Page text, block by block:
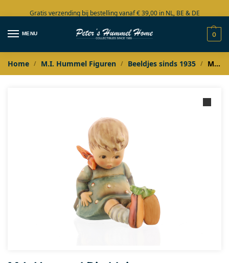
Gratis verzending bij bestelling vanaf € 39,00 in NL, BE & DE
Grote collectie in voorraad
MENU 0
Home / M.I. Hummel Figuren / Beeldjes sinds 1935 / M.I. Hummel Die kleine Heuschrecke